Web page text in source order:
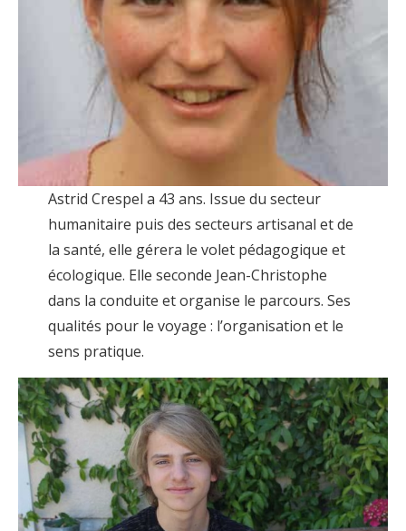
Astrid Crespel a 43 ans. Issue du secteur
humanitaire puis des secteurs artisanal et de
la santé, elle gérera le volet pédagogique et
écologique. Elle seconde Jean-Christophe
dans la conduite et organise le parcours. Ses
qualités pour le voyage : l’organisation et le
sens pratique.